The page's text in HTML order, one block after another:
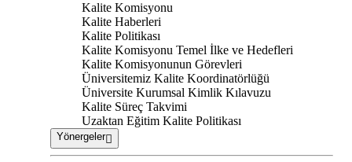
Kalite Komisyonu
Kalite Haberleri
Kalite Politikası
Kalite Komisyonu Temel İlke ve Hedefleri
Kalite Komisyonunun Görevleri
Üniversitemiz Kalite Koordinatörlüğü
Üniversite Kurumsal Kimlik Kılavuzu
Kalite Süreç Takvimi
Uzaktan Eğitim Kalite Politikası
Yönergeler